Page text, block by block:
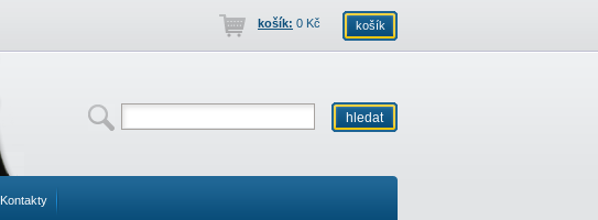
košík: 0 Kč košík
Kontakty